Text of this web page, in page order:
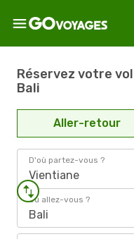
Réservez votre
Bali
Aller-retour
D'où partez-vous ?
Vientiane
Où allez-vous ?
Bali